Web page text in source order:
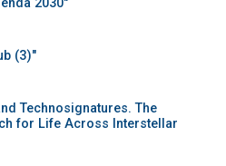
(3)"
Technosignatures. The
for Life Across Interstellar